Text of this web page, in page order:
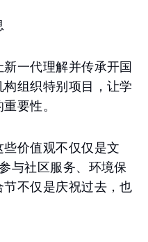
一代理解并传承开国
组织特别项目，让学
要性。
价值观不仅仅是文
与社区服务、环境保
不仅是庆祝过去，也